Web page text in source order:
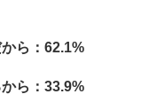
ら：62.1%
ら：33.9%